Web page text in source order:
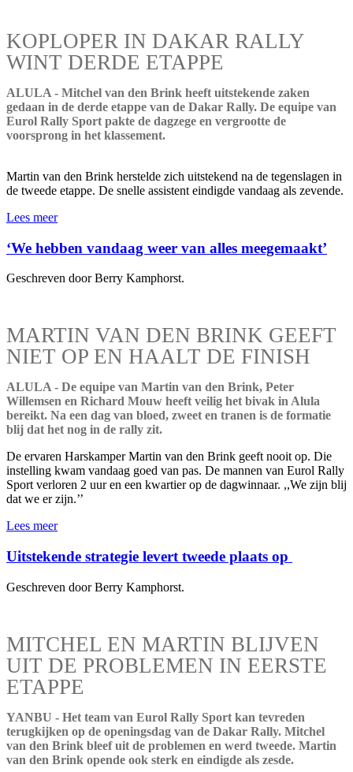
KOPLOPER IN DAKAR RALLY
WINT DERDE ETAPPE
ALULA - Mitchel van den Brink heeft uitstekende zaken
gedaan in de derde etappe van de Dakar Rally. De equipe van
Eurol Rally Sport pakte de dagzege en vergrootte de
voorsprong in het klassement.
Martin van den Brink herstelde zich uitstekend na de tegenslagen in
de tweede etappe. De snelle assistent eindigde vandaag als zevende.
Lees meer
‘We hebben vandaag weer van alles meegemaakt’
Geschreven door Berry Kamphorst.
MARTIN VAN DEN BRINK GEEFT
NIET OP EN HAALT DE FINISH
ALULA - De equipe van Martin van den Brink, Peter
Willemsen en Richard Mouw heeft veilig het bivak in Alula
bereikt. Na een dag van bloed, zweet en tranen is de formatie
blij dat het nog in de rally zit.
De ervaren Harskamper Martin van den Brink geeft nooit op. Die
instelling kwam vandaag goed van pas. De mannen van Eurol Rally
Sport verloren 2 uur en een kwartier op de dagwinnaar. ,,We zijn blij
dat we er zijn.’’
Lees meer
Uitstekende strategie levert tweede plaats op
Geschreven door Berry Kamphorst.
MITCHEL EN MARTIN BLIJVEN
UIT DE PROBLEMEN IN EERSTE
ETAPPE
YANBU - Het team van Eurol Rally Sport kan tevreden
terugkijken op de openingsdag van de Dakar Rally. Mitchel
van den Brink bleef uit de problemen en werd tweede. Martin
van den Brink opende ook sterk en eindigde als zesde.